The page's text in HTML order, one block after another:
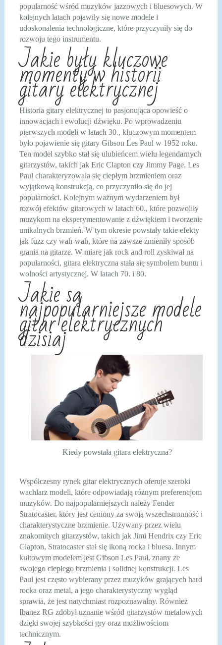
popularność wśród muzyków jazzowych i bluesowych. W
kolejnych latach pojawiły się nowe modele i
udoskonalenia technologiczne, które przyczyniły się do
rozwoju tego instrumentu.
Jakie były kluczowe
momenty w historii
gitary elektrycznej
Historia gitary elektrycznej to pasjonująca opowieść o
innowacjach i ewolucji dźwięku. Po wprowadzeniu
pierwszych modeli w latach 30., kluczowym momentem
było pojawienie się gitary Gibson Les Paul w 1952 roku.
Ten model szybko stał się ulubieńcem wielu legendarnych
gitarzystów, takich jak Eric Clapton czy Jimmy Page. Les
Paul charakteryzowała się ciepłym brzmieniem oraz
wyjątkową konstrukcją, co przyczyniło się do jej
popularności. Kolejnym ważnym wydarzeniem był
rozwój efektów gitarowych w latach 60., które pozwoliły
muzykom na eksperymentowanie z dźwiękiem i tworzenie
unikalnych brzmień. W tym okresie powstały takie efekty
jak fuzz czy wah-wah, które na zawsze zmieniły sposób
grania na gitarze. W miarę jak rock and roll zyskiwał na
popularności, gitara elektryczna stała się symbolem buntu i
wolności artystycznej. W latach 70. i 80.
Jakie są
najpopularniejsze modele
gitar elektrycznych
dzisiaj
Kiedy powstała gitara elektryczna?
Współczesny rynek gitar elektrycznych oferuje szeroki
wachlarz modeli, które odpowiadają różnym preferencjom
muzyków. Do najpopularniejszych należy Fender
Stratocaster, który jest ceniony za swoją wszechstronność i
charakterystyczne brzmienie. Używany przez wielu
znakomitych gitarzystów, takich jak Jimi Hendrix czy Eric
Clapton, Stratocaster stał się ikoną rocka i bluesa. Innym
kultowym modelem jest Gibson Les Paul, znany ze
swojego ciepłego brzmienia i solidnej konstrukcji. Les
Paul jest często wybierany przez muzyków grających hard
rocka oraz metal, a jego charakterystyczny wygląd
sprawia, że jest natychmiast rozpoznawalny. Również
Ibanez RG zdobył uznanie wśród gitarzystów metalowych
dzięki swojej szybkości gry oraz możliwościom
technicznym.